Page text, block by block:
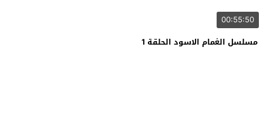
00:55:50
مسلسل الغمام الاسود الحلقة 1